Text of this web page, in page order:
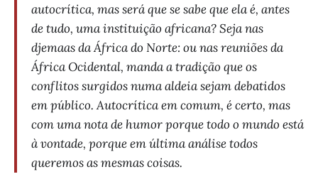
autocrítica, mas será que se sabe que ela é, antes
de tudo, uma instituição africana? Seja nas
djemaas da África do Norte: ou nas reuniões da
África Ocidental, manda a tradição que os
conflitos surgidos numa aldeia sejam debatidos
em público. Autocrítica em comum, é certo, mas
com uma nota de humor porque todo o mundo está
à vontade, porque em última análise todos
queremos as mesmas coisas.